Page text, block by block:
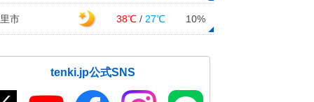
市 38℃ / 27℃ 10%
tenki.jp公式SNS